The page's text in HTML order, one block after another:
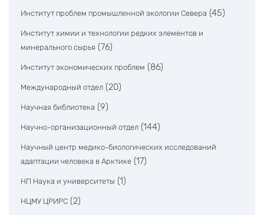
Институт проблем промышленной экологии Севера (45)
Институт химии и технологии редких элементов и
минерального сырья (76)
Институт экономических проблем (86)
Международный отдел (20)
Научная библиотека (9)
Научно-организационный отдел (144)
Научный центр медико-биологических исследований
адаптации человека в Арктике (17)
НП Наука и университеты (1)
НЦМУ ЦРИРС (2)